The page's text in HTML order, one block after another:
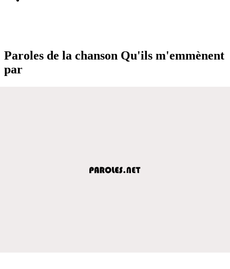
Paroles de la chanson Qu'ils m'emmènent
par